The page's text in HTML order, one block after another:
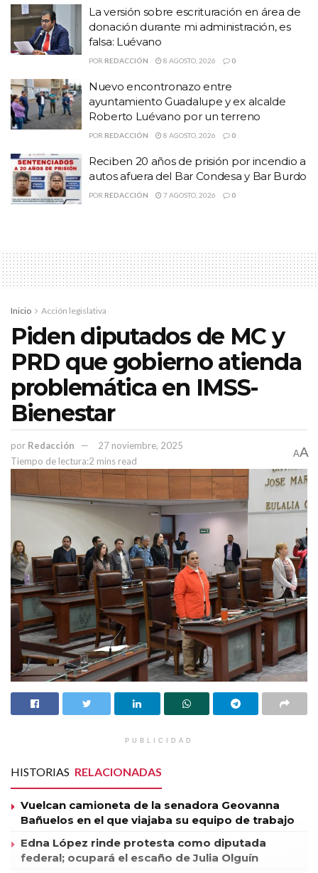
Con la presencia del coordinador del Taller de Fotografía Digital,
alumnas participantes, así como familiares y amigos, se destacó el
avance en las técnicas de exposición fotográfica mediante los
variados trabajos de cada uno de los participantes.
En las mámparas se expusieron las imágenes de diferentes tipos
que fueron desde lo artístico hasta la vida cotidiana, familiar y de
convivencia social, en cada una de las imágenes expuestas.
La versión sobre escrituración en área de
donación durante mi administración, es
falsa: Luévano
POR REDACCIÓN 8 AGOSTO, 2026 0
Nuevo encontronazo entre
ayuntamiento Guadalupe y ex alcalde
Roberto Luévano por un terreno
POR REDACCIÓN 8 AGOSTO, 2026 0
Reciben 20 años de prisión por incendio a
autos afuera del Bar Condesa y Bar Burdo
POR REDACCIÓN 7 AGOSTO, 2026 0
Inicio Acción legislativa
Piden diputados de MC y
PRD que gobierno atienda
problemática en IMSS-
Bienestar
por Redacción
27 noviembre, 2025
Tiempo de lectura:2 mins read
AA
PUBLICIDAD
HISTORIAS RELACIONADAS
Vuelcan camioneta de la senadora Geovanna
Bañuelos en el que viajaba su equipo de trabajo
Edna López rinde protesta como diputada
federal; ocupará el escaño de Julia Olguín